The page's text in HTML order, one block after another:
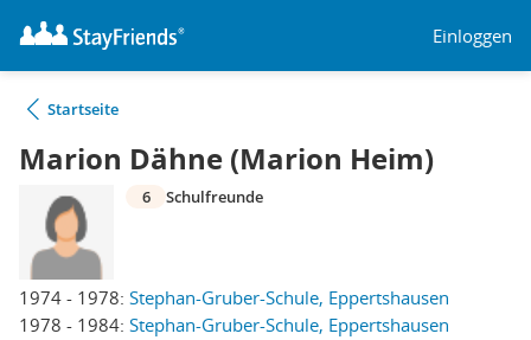
Einloggen
Startseite
Marion Dähne (Marion Heim)
1974 - 1978: Stephan-Gruber-Schule, Eppertshausen
1978 - 1984: Stephan-Gruber-Schule, Eppertshausen
6 Schulfreunde